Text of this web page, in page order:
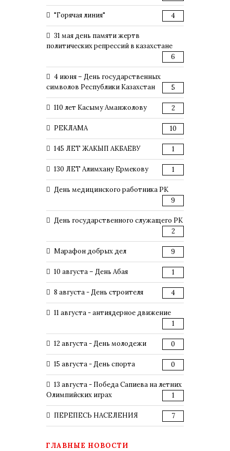
"Горячая линия" 4
31 мая день памяти жертв
политических репрессий в казахстане
6
4 июня – День государственных
символов Республики Казахстан
5
110 лет Касыму Аманжолову 2
РЕКЛАМА 10
145 ЛЕТ ЖАКЫП АКБАЕВУ 1
130 ЛЕТ Алимхану Ермекову 1
День медицинского работника РК
9
День государственного служащего РК
2
Марафон добрых дел 9
10 августа – День Абая 1
8 августа - День строителя 4
11 августа - антиядерное движение
1
12 августа - День молодежи 0
15 августа - День спорта 0
13 августа - Победа Сапиева на летних
Олимпийских играх
1
ПЕРЕПЕСЬ НАСЕЛЕНИЯ 7
ГЛАВНЫЕ НОВОСТИ